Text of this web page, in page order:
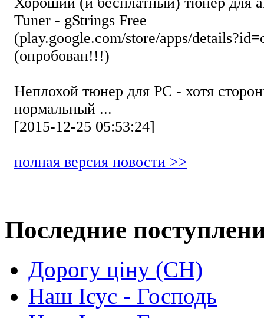
Tuner - gStrings Free
(play.google.com/store/apps/
(опробован!!!)
Неплохой тюнер для РС - хотя
нормальный ...
[2015-12-25 05:53:24]
полная версия новости >>
Последние
Дорогу ціну (СН)
Наш Ісус - Господь